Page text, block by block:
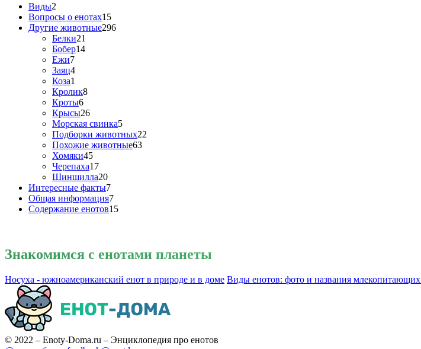
Виды2
Вопросы о енотах15
Другие животные296
Белки21
Бобер14
Ежи7
Заяц4
Коза1
Кролик8
Кроты6
Крысы26
Морская свинка5
Подборки животных22
Похожие животные63
Хомяки45
Черепаха17
Шиншилла20
Интересные факты7
Общая информация7
Содержание енотов15
Знакомимся с енотами планеты
Носуха - южноамериканский енот в природе и в доме Виды енотов: фото и названия млекопитающих
© 2022 – Enoty-Doma.ru – Энциклопедия про енотов